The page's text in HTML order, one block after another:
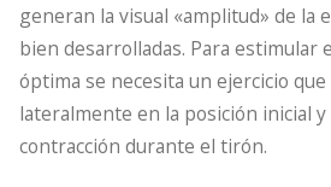
generan la visual «amplitud» de la
bien desarrolladas. Para estimular
óptima se necesita un ejercicio
lateralmente en la posición inicial y
contracción durante el tirón.